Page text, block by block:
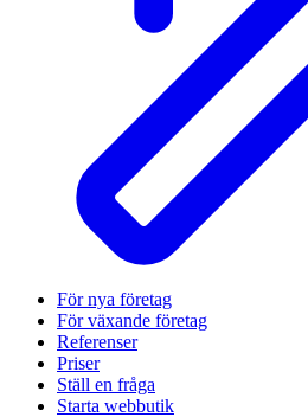
För nya företag
För växande företag
Referenser
Priser
Ställ en fråga
Starta webbutik